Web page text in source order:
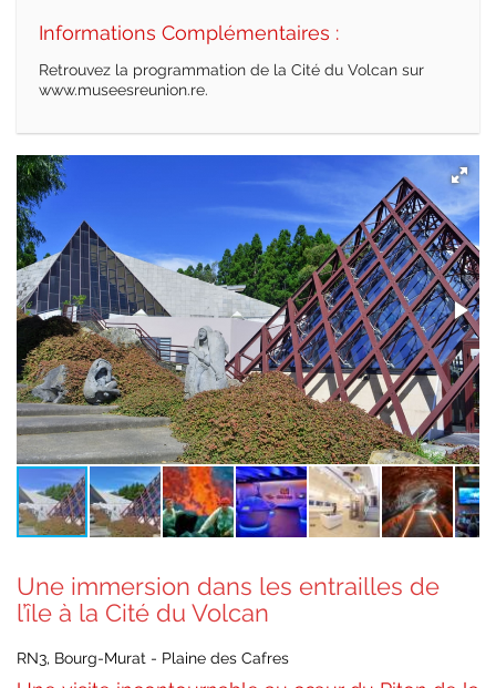
Informations Complémentaires :
Retrouvez la programmation de la Cité du Volcan sur
www.museesreunion.re.
Une immersion dans les entrailles de
l’île à la Cité du Volcan
RN3, Bourg-Murat - Plaine des Cafres